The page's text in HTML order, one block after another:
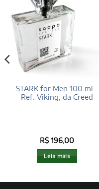
STARK for Men 100 ml –
Ref. Viking, da Creed
R$196,00
Leia mais